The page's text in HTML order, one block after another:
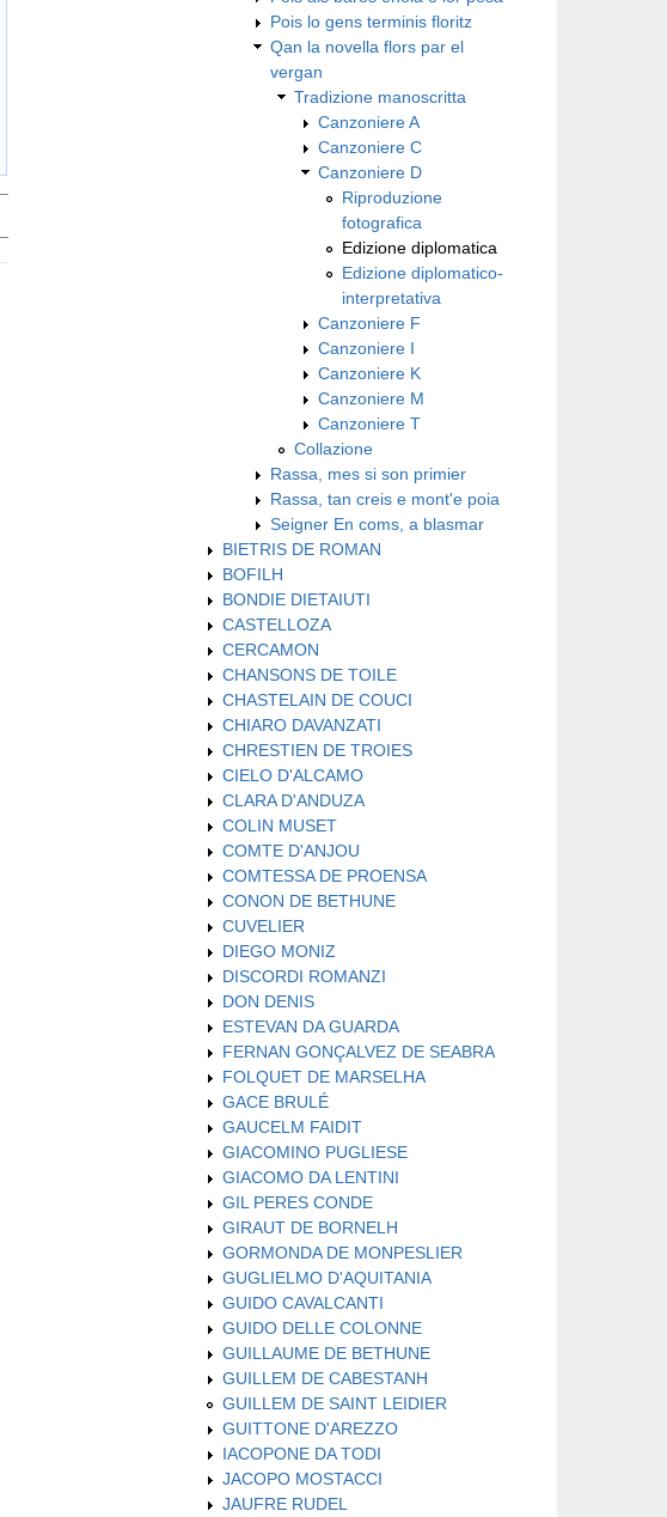
Pois lo gens terminis floritz
Qan la novella flors par el
vergan
Tradizione manoscritta
Canzoniere A
Canzoniere C
Canzoniere D
Riproduzione
fotografica
Edizione diplomatica
Edizione diplomatico-
interpretativa
Canzoniere F
Canzoniere I
Canzoniere K
Canzoniere M
Canzoniere T
Collazione
Rassa, mes si son primier
Rassa, tan creis e mont'e poia
Seigner En coms, a blasmar
BIETRIS DE ROMAN
BOFILH
BONDIE DIETAIUTI
CASTELLOZA
CERCAMON
CHANSONS DE TOILE
CHASTELAIN DE COUCI
CHIARO DAVANZATI
CHRESTIEN DE TROIES
CIELO D'ALCAMO
CLARA D'ANDUZA
COLIN MUSET
COMTE D'ANJOU
COMTESSA DE PROENSA
CONON DE BETHUNE
CUVELIER
DIEGO MONIZ
DISCORDI ROMANZI
DON DENIS
ESTEVAN DA GUARDA
FERNAN GONÇALVEZ DE SEABRA
FOLQUET DE MARSELHA
GACE BRULÉ
GAUCELM FAIDIT
GIACOMINO PUGLIESE
GIACOMO DA LENTINI
GIL PERES CONDE
GIRAUT DE BORNELH
GORMONDA DE MONPESLIER
GUGLIELMO D'AQUITANIA
GUIDO CAVALCANTI
GUIDO DELLE COLONNE
GUILLAUME DE BETHUNE
GUILLEM DE CABESTANH
GUILLEM DE SAINT LEIDIER
GUITTONE D'AREZZO
IACOPONE DA TODI
JACOPO MOSTACCI
JAUFRE RUDEL